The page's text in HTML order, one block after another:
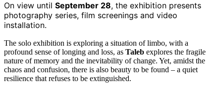
On view until September 28, the exhibition presents
photography series, film screenings and video
installation.
The solo exhibition is exploring a situation of limbo, with a
profound sense of longing and loss, as Taleb explores the fragile
nature of memory and the inevitability of change. Yet, amidst the
chaos and confusion, there is also beauty to be found – a quiet
resilience that refuses to be extinguished.